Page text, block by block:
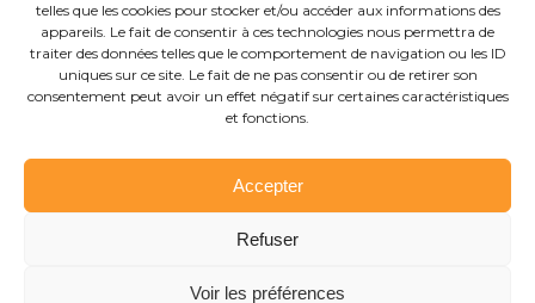
telles que les cookies pour stocker et/ou accéder aux informations des
appareils. Le fait de consentir à ces technologies nous permettra de
traiter des données telles que le comportement de navigation ou les ID
uniques sur ce site. Le fait de ne pas consentir ou de retirer son
consentement peut avoir un effet négatif sur certaines caractéristiques
et fonctions.
Accepter
Refuser
Voir les préférences
FOND DE POUBELLE
© 2025 Le Menu – Tous droits réservés |